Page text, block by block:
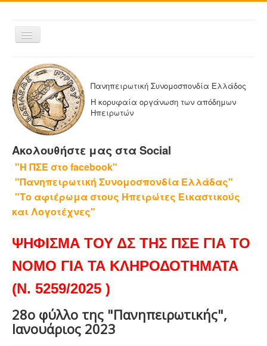
Εναλλαγή
πλοήγησης
ΑΡΧΙΚΗ
Η ΠΑΝΗΠΕΙΡΩΤΙΚΗ
ΔΕΛΤΙΑ ΤΥΠΟΥ
ΑΔΕΛΦΟΤΗΤΕΣ-ΟΜΟΣΠΟΝΔΙΕΣ
Η ΕΦΗΜΕΡΙΔΑ ΜΑΣ
ΕΦΗΜΕΡΙΔΕΣ ΑΔΕΛΦΟΤΗΤΩΝ
ΕΠΙΚΟΙΝΩΝΙΑ
Πανηπειρωτική Συνομοσπονδία Ελλάδος
Η κορυφαία οργάνωση των απόδημων
Ηπειρωτών
Ακολουθήστε μας στα Social
"Η ΠΣΕ στο facebook"
"Πανηπειρωτική Συνομοσπονδία Ελλάδας"
"Το αφιέρωμα στους Ηπειρώτες Εικαστικούς
και Λογοτέχνες"
ΨΗΦΙΣΜΑ ΤΟΥ ΔΣ ΤΗΣ ΠΣΕ ΓΙΑ ΤΟ
ΝΟΜΟ ΓΙΑ ΤΑ ΚΛΗΡΟΔΟΤΗΜΑΤΑ
(Ν. 5259/2025 )
28ο φύλλο της "Πανηπειρωτικής",
Ιανουάριος 2023